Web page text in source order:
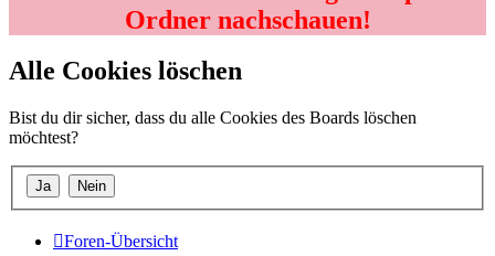
Ordner nachschauen!
Alle Cookies löschen
Bist du dir sicher, dass du alle Cookies des Boards löschen
möchtest?
Foren-Übersicht